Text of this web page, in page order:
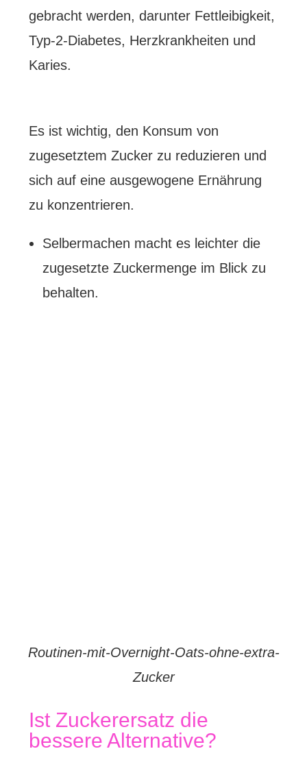
gebracht werden, darunter Fettleibigkeit,
Typ-2-Diabetes, Herzkrankheiten und
Karies.
Es ist wichtig, den Konsum von
zugesetztem Zucker zu reduzieren und
sich auf eine ausgewogene Ernährung
zu konzentrieren.
Selbermachen macht es leichter die
zugesetzte Zuckermenge im Blick zu
behalten.
Routinen-mit-Overnight-Oats-ohne-extra-
Zucker
Ist Zuckerersatz die
bessere Alternative?